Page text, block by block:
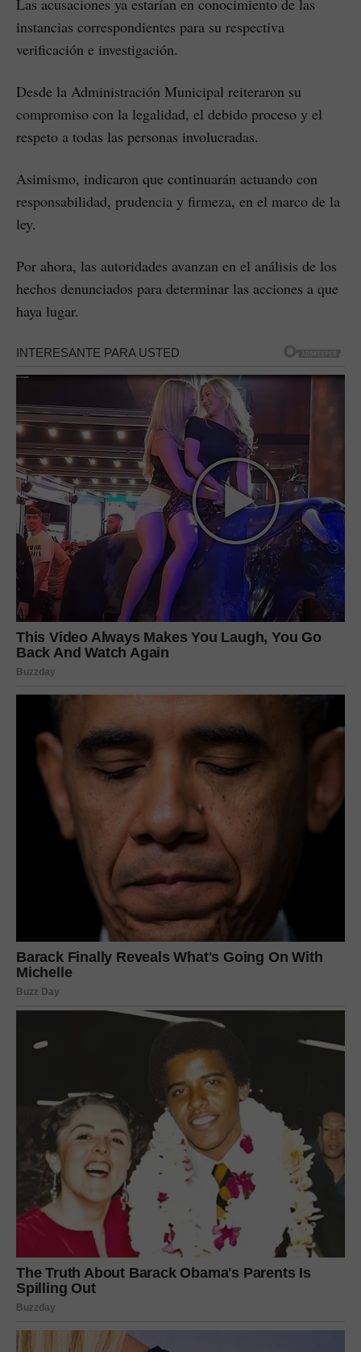
instancias correspondientes para su respectiva
verificación e investigación.
Desde la Administración Municipal reiteraron su
compromiso con la legalidad, el debido proceso y el
respeto a todas las personas involucradas.
Asimismo, indicaron que continuarán actuando con
responsabilidad, prudencia y firmeza, en el marco de la
ley.
Por ahora, las autoridades avanzan en el análisis de los
hechos denunciados para determinar las acciones a que
haya lugar.